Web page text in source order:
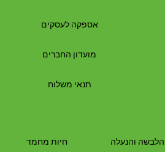
אספקה לעסקים
מועדון החברים
תנאי משלוח
הלבשה והנעלה חיות מחמד